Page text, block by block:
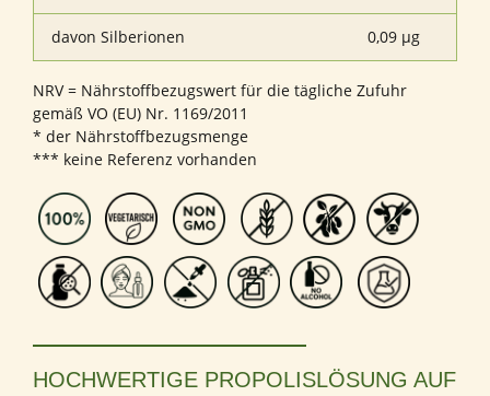
davon Silberionen 0,09 µg
NRV = Nährstoffbezugswert für die tägliche Zufuhr
gemäß VO (EU) Nr. 1169/2011
* der Nährstoffbezugsmenge
*** keine Referenz vorhanden
HOCHWERTIGE PROPOLISLÖSUNG AUF